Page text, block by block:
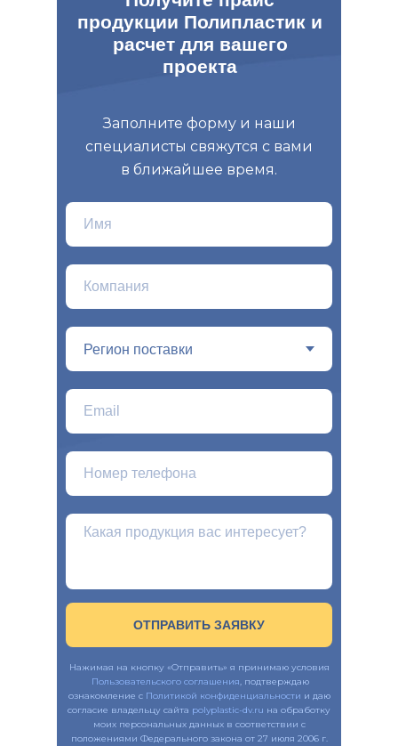
продукции Полипластик и
расчет для вашего
проекта
ОТПРАВИТЬ ЗАЯВКУ
Заполните форму и наши
специалисты свяжутся с вами
в ближайшее время.
Нажимая на кнопку «Отправить» я принимаю условия
Пользовательского соглашения, подтверждаю
ознакомление с Политикой конфиденциальности и даю
согласие владельцу сайта polyplastic-dv.ru на обработку
моих персональных данных в соответствии с
положениями Федерального закона от 27 июля 2006 г.